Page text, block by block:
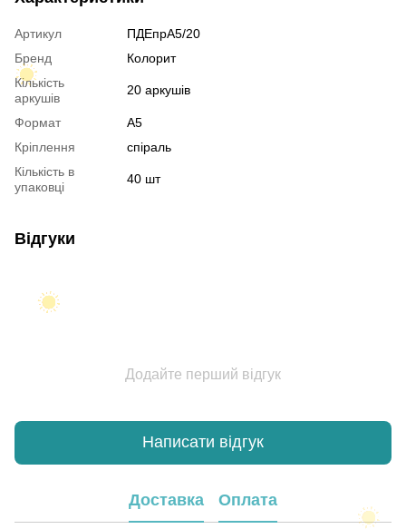
Артикул
ПДЕпрА5/20
Бренд
Колорит
Кількість
аркушів
20 аркушів
Формат
A5
Кріплення
спіраль
Кількість в
упаковці
40 шт
Відгуки
Додайте перший відгук
Написати відгук
Доставка Оплата